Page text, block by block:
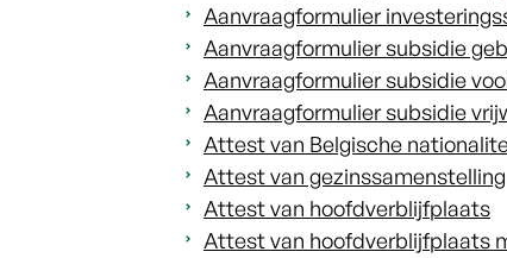
Aanvraagformulier
Aanvraagformulier subsidie
Aanvraagformulier subsidie
Aanvraagformulier subsidie
Attest van Belgische
Attest van gezinssamenstelling
Attest van hoofdverblijfplaats
Attest van hoofdverblijfplaats